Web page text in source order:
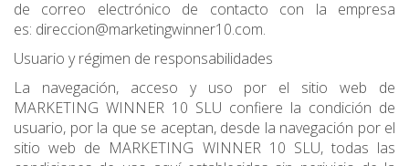
de correo electrónico de contacto con la empresa
es: direccion@marketingwinner10.com.
Usuario y régimen de responsabilidades
La navegación, acceso y uso por el sitio web de
MARKETING WINNER 10 SLU confiere la condición de
usuario, por la que se aceptan, desde la navegación por el
sitio web de MARKETING WINNER 10 SLU, todas las